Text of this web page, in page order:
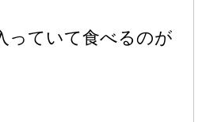
っていて食べるのが